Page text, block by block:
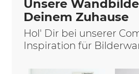
Unsere
Deinem Zuhause
Hol' Dir bei unserer
Inspiration für